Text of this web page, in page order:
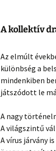
A kollektív
Az elmúlt
különbség a
mindenkiben
játszódott le
A nagy
A világszintű
A vírus járvány